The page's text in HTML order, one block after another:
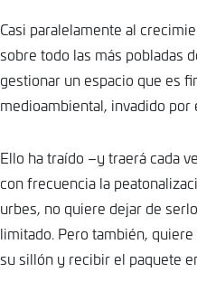
Casi paralelamente al
sobre todo las más pobladas
gestionar un espacio que es
medioambiental, invadido por
Ello ha traído –y traerá cada
con frecuencia la
urbes, no quiere dejar de
limitado. Pero también,
su sillón y recibir el paquete